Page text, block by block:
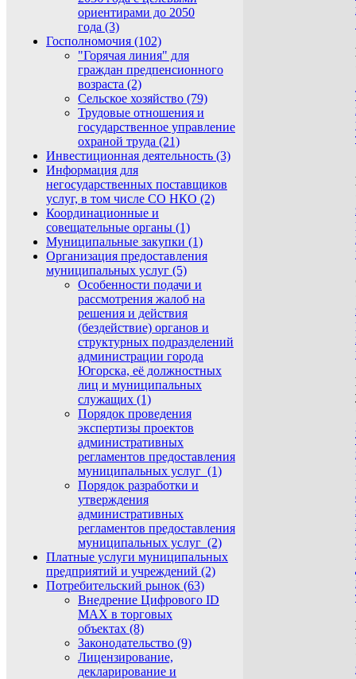
ориентирами до 2050
года (3)
Госполномочия (102)
"Горячая линия" для
граждан предпенсионного
возраста (2)
Сельское хозяйство (79)
Трудовые отношения и
государственное управление
охраной труда (21)
Инвестиционная деятельность (3)
Информация для
негосударственных поставщиков
услуг, в том числе СО НКО (2)
Координационные и
совещательные органы (1)
Муниципальные закупки (1)
Организация предоставления
муниципальных услуг (5)
Особенности подачи и
рассмотрения жалоб на
решения и действия
(бездействие) органов и
структурных подразделений
администрации города
Югорска, её должностных
лиц и муниципальных
служащих (1)
Порядок проведения
экспертизы проектов
административных
регламентов предоставления
муниципальных услуг (1)
Порядок разработки и
утверждения
административных
регламентов предоставления
муниципальных услуг (2)
Платные услуги муниципальных
предприятий и учреждений (2)
Потребительский рынок (63)
Внедрение Цифрового ID
MAX в торговых
объектах (8)
Законодательство (9)
Лицензирование,
декларирование и